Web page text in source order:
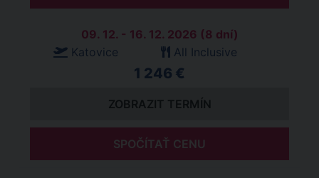
09. 12. - 16. 12. 2026 (8 dní)
Katovice
All Inclusive
1 246 €
ZOBRAZIT TERMÍN
SPOČÍTAŤ CENU